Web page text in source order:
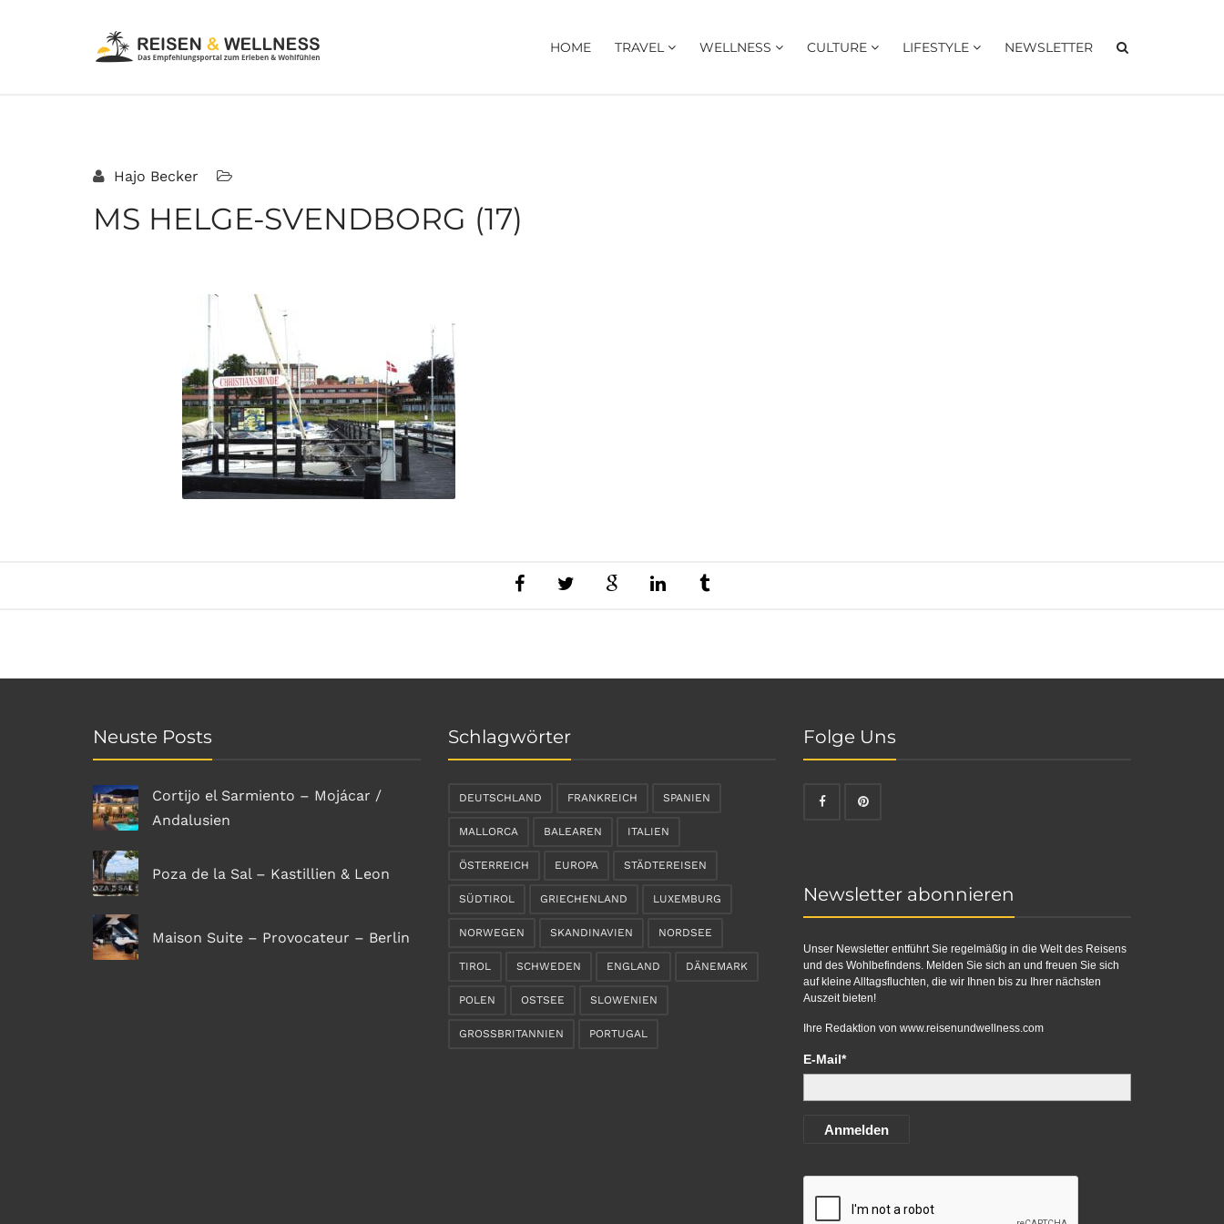
HOME TRAVEL WELLNESS CULTURE LIFESTYLE NEWSLETTER
Hajo Becker
MS HELGE-SVENDBORG (17)
Neuste Posts
Cortijo el Sarmiento – Mojácar /
Andalusien
Poza de la Sal – Kastillien & Leon
Maison Suite – Provocateur – Berlin
Schlagwörter
DEUTSCHLAND FRANKREICH SPANIEN
MALLORCA BALEAREN ITALIEN
ÖSTERREICH EUROPA STÄDTEREISEN
SÜDTIROL GRIECHENLAND LUXEMBURG
NORWEGEN SKANDINAVIEN NORDSEE
TIROL SCHWEDEN ENGLAND DÄNEMARK
POLEN OSTSEE SLOWENIEN
GROSSBRITANNIEN PORTUGAL
Folge Uns
Newsletter abonnieren
Unser Newsletter entführt Sie regelmäßig in die Welt des Reisens
und des Wohlbefindens. Melden Sie sich an und freuen Sie sich
auf kleine Alltagsfluchten, die wir Ihnen bis zu Ihrer nächsten
Auszeit bieten!
Ihre Redaktion von www.reisenundwellness.com
E-Mail*
Anmelden